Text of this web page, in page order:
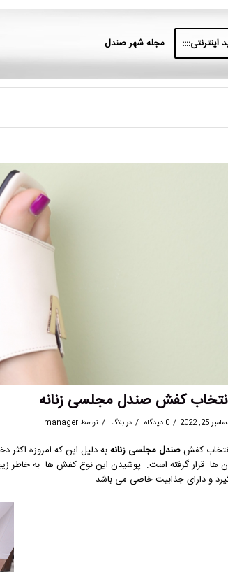
اینترنتی:::: مجله شهر صندل
کفش صندل مجلسی زنانه
25, 2022
/ 0 دیدگاه / دربلاگ / توسط manager
کفشصندل مجلسی زنانهبه دلیل این که امروزه اکثر
ها قرار گرفته است. پوشیدن این نوع کفش ها به خاطر
و دارای جذابیت خاصی می باشد .